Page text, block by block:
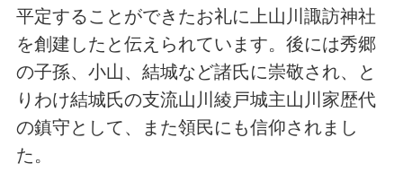
平定することができたお礼に上山川諏訪神社
を創建したと伝えられています。後には秀郷
の子孫、小山、結城など諸氏に崇敬され、と
りわけ結城氏の支流山川綾戸城主山川家歴代
の鎮守として、また領民にも信仰されまし
た。